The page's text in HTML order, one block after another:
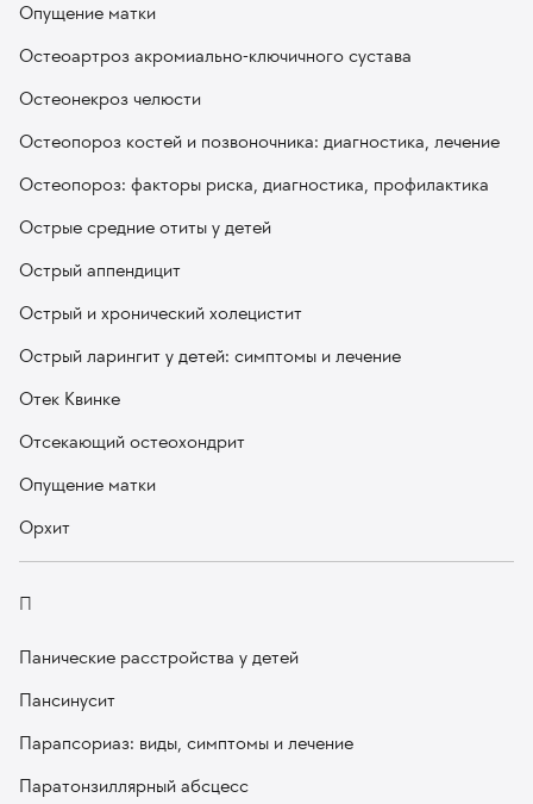
Опущение матки
Остеоартроз акромиально-ключичного сустава
Остеонекроз челюсти
Остеопороз костей и позвоночника: диагностика, лечение
Остеопороз: факторы риска, диагностика, профилактика
Острые средние отиты у детей
Острый аппендицит
Острый и хронический холецистит
Острый ларингит у детей: симптомы и лечение
Отек Квинке
Отсекающий остеохондрит
Опущение матки
Орхит
П
Панические расстройства у детей
Пансинусит
Парапсориаз: виды, симптомы и лечение
Паратонзиллярный абсцесс